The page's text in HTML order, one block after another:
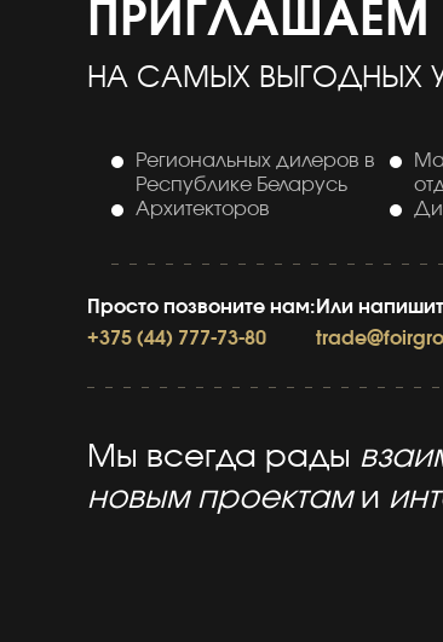
ПРИГЛАШАЕМ
НА САМЫХ ВЫГОДНЫХ
Региональных дилеров в
Республике Беларусь
Архитекторов
Просто позвоните нам:
+375 (44) 777-73-80
Или
Мы всегда рады
новым проектами